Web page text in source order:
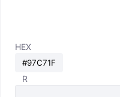
HEX
R